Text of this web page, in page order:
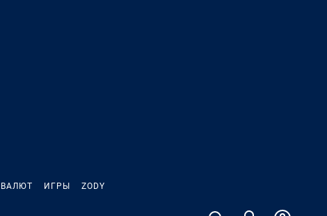
ИГРЫ ZODY